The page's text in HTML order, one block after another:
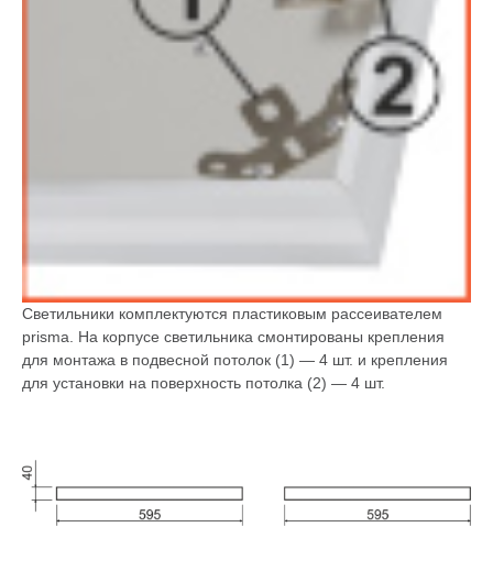
Светильники комплектуются пластиковым рассеивателем
prisma. На корпусе светильника смонтированы крепления
для монтажа в подвесной потолок (1) — 4 шт. и крепления
для установки на поверхность потолка (2) — 4 шт.